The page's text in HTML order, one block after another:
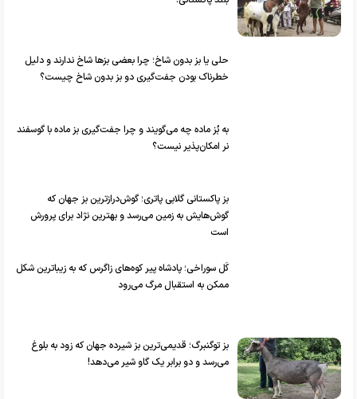
حلی یا بز بدون شاخ؛ چرا بعضی بز‌ها شاخ ندارند و دلیل
خطرناک بودن جفت‌گیری دو بز بدون شاخ چیست؟
به بُز ماده چه می‌گویند و چرا جفت‌گیری بز ماده با گوسفند
نر امکان‌پذیر نیست؟
بز پاکستانی گلابی پاتری؛ گوش‌درازترین بز جهان که
گوش‌هایش به زمین می‌رسد و بهترین نژاد برای پرورش
است
کَل‌ سوراخی؛ پادشاه پیر کوه‌های زاگرس که به زیباترین شکل
ممکن به استقبال مرگ می‌رود
بز توگنبرگ؛ قدیمی‌ترین بز شیرده جهان که زود به بلوغ
می‌رسد و دو برابر یک گاو شیر می‌دهد!